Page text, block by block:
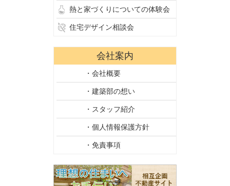
熱と家づくりについての体験会
住宅デザイン相談会
会社案内
・会社概要
・建築部の想い
・スタッフ紹介
・個人情報保護方針
・免責事項